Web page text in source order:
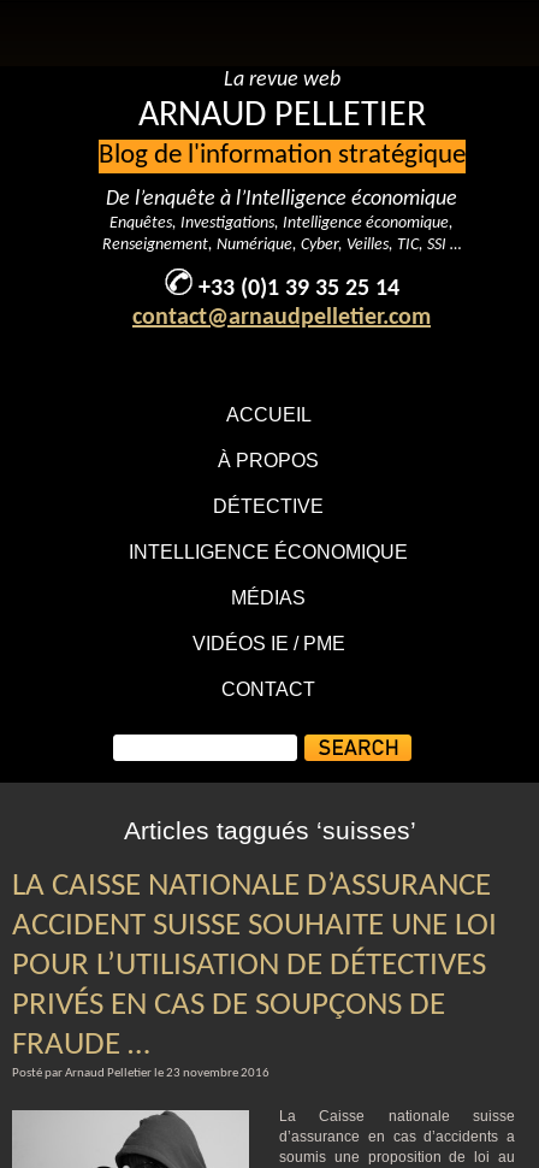
ACCUEIL
À PROPOS
DÉTECTIVE
INTELLIGENCE ÉCONOMIQUE
MÉDIAS
VIDÉOS IE / PME
CONTACT
La revue web
ARNAUD PELLETIER
Blog de l'information stratégique
De l’enquête à l’Intelligence économique
Enquêtes, Investigations, Intelligence économique,
Renseignement, Numérique, Cyber, Veilles, TIC, SSI …
+33 (0)1 39 35 25 14
contact@arnaudpelletier.com
Articles taggués ‘suisses’
LA CAISSE NATIONALE D’ASSURANCE
ACCIDENT SUISSE SOUHAITE UNE LOI
POUR L’UTILISATION DE DÉTECTIVES
PRIVÉS EN CAS DE SOUPÇONS DE
FRAUDE …
Posté par Arnaud Pelletier le 23 novembre 2016
La Caisse nationale suisse
d’assurance en cas d’accidents a
soumis une proposition de loi au